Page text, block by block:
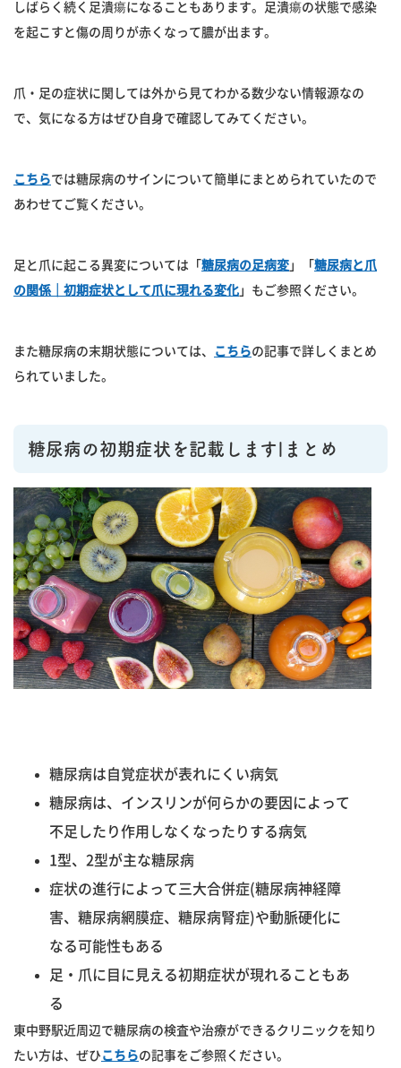
しばらく続く足潰瘍になることもあります。足潰瘍の状態で感染
を起こすと傷の周りが赤くなって膿が出ます。
爪・足の症状に関しては外から見てわかる数少ない情報源なの
で、気になる方はぜひ自身で確認してみてください。
こちらでは糖尿病のサインについて簡単にまとめられていたので
あわせてご覧ください。
足と爪に起こる異変については「糖尿病の足病変 」「糖尿病と爪
の関係｜初期症状として爪に現れる変化 」もご参照ください。
また糖尿病の末期状態については、 こちらの記事で詳しくまとめ
られていました。
糖尿病の初期症状を記載します|まとめ
糖尿病は自覚症状が表れにくい病気
糖尿病は、インスリンが何らかの要因によって
不足したり作用しなくなったりする病気
1型、2型が主な糖尿病
症状の進行によって三大合併症(糖尿病神経障
害、糖尿病網膜症、糖尿病腎症)や動脈硬化に
なる可能性もある
足・爪に目に見える初期症状が現れることもあ
る
東中野駅近周辺で糖尿病の検査や治療ができるクリニックを知り
たい方は、ぜひ こちらの記事をご参照ください。